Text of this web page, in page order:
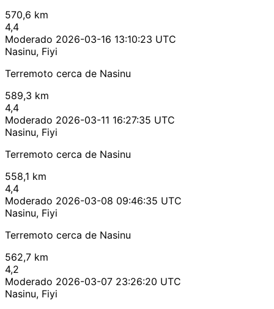
570,6 km
4,4
Moderado 2026-03-16 13:10:23 UTC
Nasinu, Fiyi
Terremoto cerca de Nasinu
589,3 km
4,4
Moderado 2026-03-11 16:27:35 UTC
Nasinu, Fiyi
Terremoto cerca de Nasinu
558,1 km
4,4
Moderado 2026-03-08 09:46:35 UTC
Nasinu, Fiyi
Terremoto cerca de Nasinu
562,7 km
4,2
Moderado 2026-03-07 23:26:20 UTC
Nasinu, Fiyi